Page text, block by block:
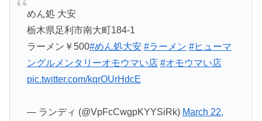
めん処 大安
栃木県足利市南大町184-1
ラーメン￥500#めん処大安 #ラーメン #ヒューマ
ングルメンタリーオモウマい店 #オモウマい店
pic.twitter.com/kqrOUrHdcE
— ランディ (@VpFcCwgpKYYSiRk) March 22,